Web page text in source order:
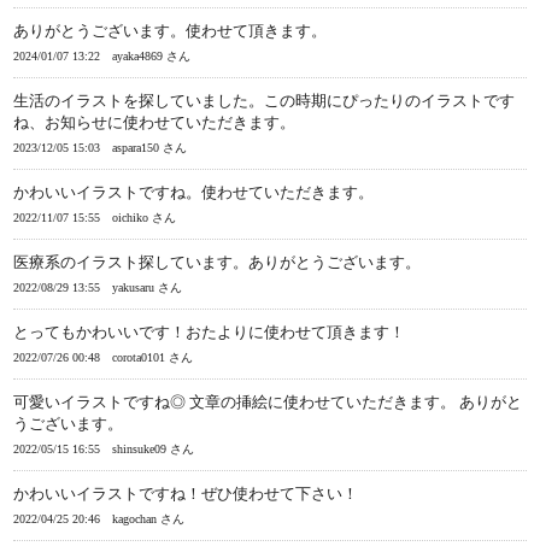
ありがとうございます。使わせて頂きます。
2024/01/07 13:22 ayaka4869 さん
生活のイラストを探していました。この時期にぴったりのイラストです
ね、お知らせに使わせていただきます。
2023/12/05 15:03 aspara150 さん
かわいいイラストですね。使わせていただきます。
2022/11/07 15:55 oichiko さん
医療系のイラスト探しています。ありがとうございます。
2022/08/29 13:55 yakusaru さん
とってもかわいいです！おたよりに使わせて頂きます！
2022/07/26 00:48 corota0101 さん
可愛いイラストですね◎ 文章の挿絵に使わせていただきます。 ありがと
うございます。
2022/05/15 16:55 shinsuke09 さん
かわいいイラストですね！ぜひ使わせて下さい！
2022/04/25 20:46 kagochan さん